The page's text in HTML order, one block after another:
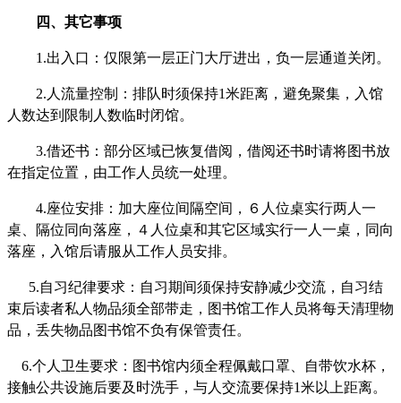
四、其它事项
1.出入口：仅限第一层正门大厅进出，负一层通道关闭。
2. 人流量控制：排队时须保持1米距离，避免聚集，入馆
人数达到限制人数临时闭馆。
3.借还书：部分区域已恢复借阅，借阅还书时请将图书放
在指定位置，由工作人员统一处理。
4.座位安排：加大座位间隔空间，６人位桌实行两人一
桌、隔位同向落座，４人位桌和其它区域实行一人一桌，同向
落座，入馆后请服从工作人员安排。
5.自习纪律要求：自习期间须保持安静减少交流，自习结
束后读者私人物品须全部带走，图书馆工作人员将每天清理物
品，丢失物品图书馆不负有保管责任。
6.个人卫生要求：图书馆内须全程佩戴口罩、自带饮水杯，
接触公共设施后要及时洗手，与人交流要保持1米以上距离。